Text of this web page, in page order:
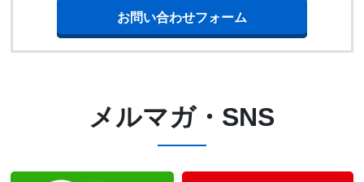
お問い合わせフォーム
メルマガ・SNS